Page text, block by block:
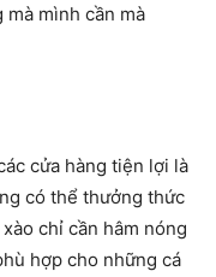
mình cần mà
cửa hàng tiện lợi là
có thể thưởng thức
chỉ cần hâm nóng
hợp cho những cá